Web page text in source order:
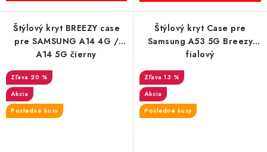
Štýlový kryt BREEZY case
pre SAMSUNG A14 4G /
A14 5G čierny
20 %
Akcia
Posledné kusy
Štýlový kryt Case pre
Samsung A53 5G Breezy
fialový
13 %
Akcia
Posledné kusy